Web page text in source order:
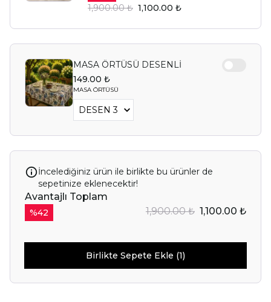
1,900.00 ₺ 1,100.00 ₺
MASA ÖRTÜSÜ DESENLİ
149.00 ₺
MASA ÖRTÜSÜ
İncelediğiniz ürün ile birlikte bu ürünler de
sepetinize eklenecektir!
Avantajlı Toplam
%42 1,900.00 ₺ 1,100.00 ₺
Birlikte Sepete Ekle (1)